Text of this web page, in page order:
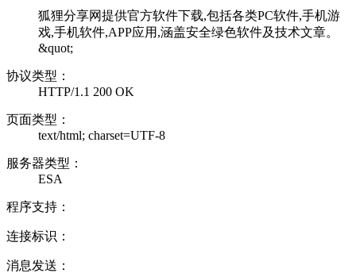
狐狸分享网提供官方软件下载,包括各类PC软件,手机游
戏,手机软件,APP应用,涵盖安全绿色软件及技术文章。
&quot;
协议类型：
HTTP/1.1 200 OK
页面类型：
text/html; charset=UTF-8
服务器类型：
ESA
程序支持：
连接标识：
消息发送：